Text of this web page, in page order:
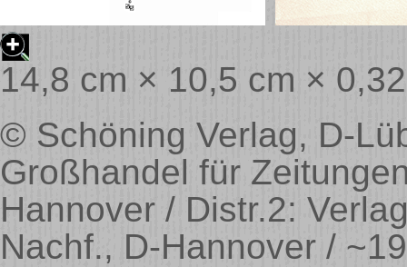
14,8 cm × 10,5 cm ×
© Schöning Verlag, D-
Großhandel für
Hannover / Distr.2:
Nachf., D-Hannover /